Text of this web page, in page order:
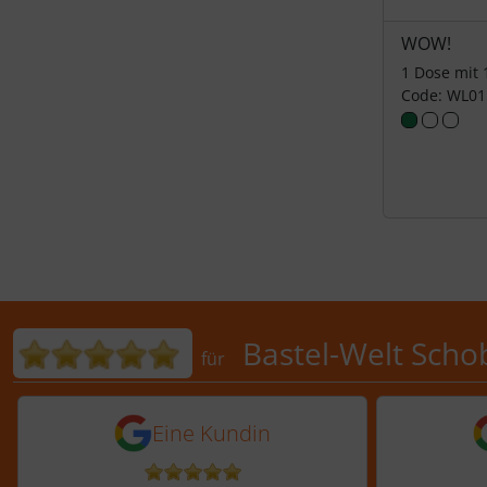
WOW!
1 Dose mit
Code:
Bewertungen für Bastel-Welt
für Bastel-Welt
5 von 5 Sternen von einer
Eine Kundin 5